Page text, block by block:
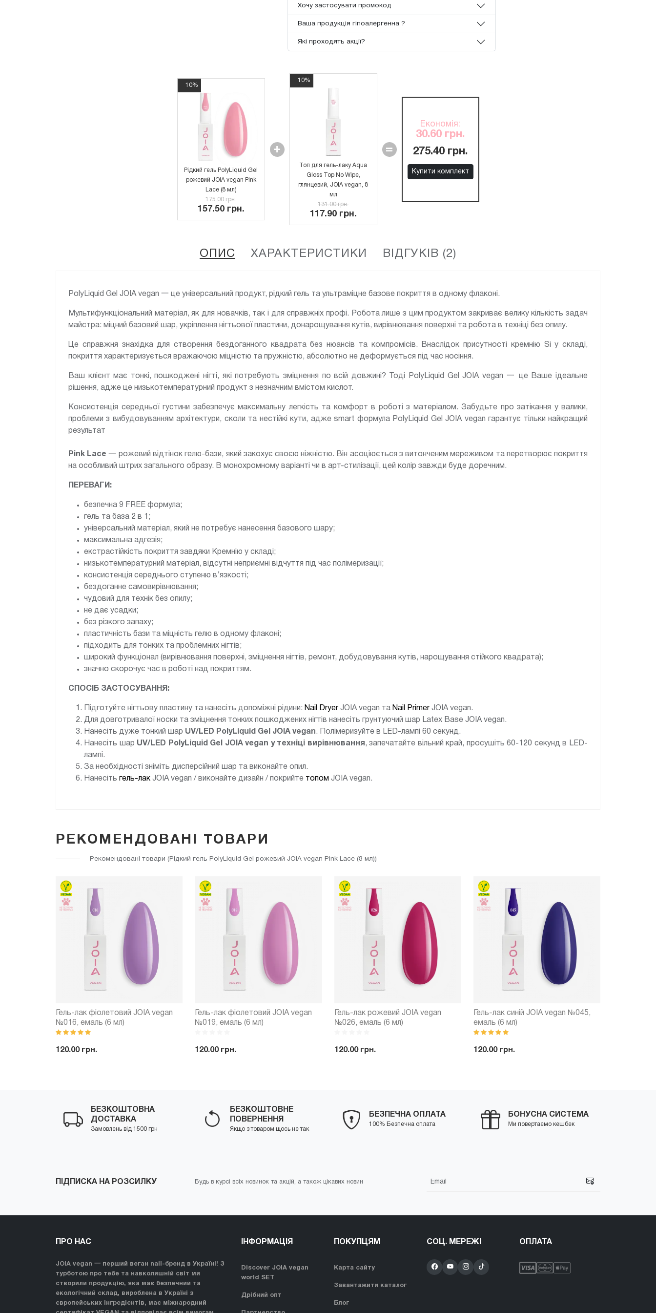
Хочу застосувати промокод
Ваша продукція гіпоалергенна ?
Які проходять акції?
10%
Рідкий гель PolyLiquid Gel
рожевий JOIA vegan Pink
Lace (8 мл)
175.00 грн.
157.50 грн.
+
10%
Топ для гель-лаку Aqua
Gloss Top No Wipe,
глянцевий, JOIA vegan, 8
мл
131.00 грн.
117.90 грн.
=
Економія:
30.60 грн.
275.40 грн.
Купити комплект
ОПИС ХАРАКТЕРИСТИКИ ВІДГУКІВ (2)
PolyLiquid Gel JOIA vegan 一 це універсальний продукт, рідкий гель та ультраміцне базове покриття в одному флаконі.
Мультифункціональний матеріал, як для новачків, так і для справжніх профі. Робота лише з цим продуктом закриває велику кількість задач
майстра: міцний базовий шар, укріплення нігтьової пластини, донарощування кутів, вирівнювання поверхні та робота в техніці без опилу.
Це справжня знахідка для створення бездоганного квадрата без нюансів та компромісів. Внаслідок присутності кремнію Si у складі,
покриття характеризується вражаючою міцністю та пружністю, абсолютно не деформується під час носіння.
Ваш клієнт має тонкі, пошкоджені нігті, які потребують зміцнення по всій довжині? Тоді PolyLiquid Gel JOIA vegan 一 це Ваше ідеальне
рішення, адже це низькотемпературний продукт з незначним вмістом кислот.
Консистенція середньої густини забезпечує максимальну легкість та комфорт в роботі з матеріалом. Забудьте про затікання у валики,
проблеми з вибудовуванням архітектури, сколи та нестійкі кути, адже smart формула PolyLiquid Gel JOIA vegan гарантує тільки найкращий
результат
Pink Lace一 рожевий відтінок гелю-бази, який закохує своєю ніжністю. Він асоціюється з витонченим мереживом та перетворює покриття
на особливий штрих загального образу. В монохромному варіанті чи в арт-стилізації, цей колір завжди буде доречним.
ПЕРЕВАГИ:
безпечна 9 FREE формула;
гель та база 2 в 1;
універсальний матеріал, який не потребує нанесення базового шару;
максимальна адгезія;
екстрастійкість покриття завдяки Кремнію у складі;
низькотемпературний матеріал, відсутні неприємні відчуття під час полімеризації;
консистенція середнього ступеню в’язкості;
бездоганне самовирівнювання;
чудовий для технік без опилу;
не дає усадки;
без різкого запаху;
пластичність бази та міцність гелю в одному флаконі;
підходить для тонких та проблемних нігтів;
широкий функціонал (вирівнювання поверхні, зміцнення нігтів, ремонт, добудовування кутів, нарощування стійкого квадрата);
значно скорочує час в роботі над покриттям.
СПОСІБ ЗАСТОСУВАННЯ:
Підготуйте нігтьову пластину та нанесіть допоміжні рідини: Nail Dryer JOIA vegan та Nail Primer JOIA vegan.
Для довготривалої носки та зміцнення тонких пошкоджених нігтів нанесіть грунтуючий шар Latex Base JOIA vegan.
Нанесіть дуже тонкий шар UV/LED PolyLiquid Gel JOIA vegan. Полімеризуйте в LED-лампі 60 секунд.
Нанесіть шар UV/LED PolyLiquid Gel JOIA vegan у техніці вирівнювання , запечатайте вільний край, просушіть 60-120 секунд в LED-
лампі.
За необхідності зніміть дисперсійний шар та виконайте опил.
Нанесіть гель-лак JOIA vegan / виконайте дизайн / покрийте топом JOIA vegan.
РЕКОМЕНДОВАНІ ТОВАРИ
Рекомендовані товари (Рідкий гель PolyLiquid Gel рожевий JOIA vegan Pink Lace (8 мл))
Гель-лак фіолетовий JOIA vegan
№016, емаль (6 мл)
120.00 грн.
Гель-лак фіолетовий JOIA vegan
№019, емаль (6 мл)
120.00 грн.
Гель-лак рожевий JOIA vegan
№026, емаль (6 мл)
120.00 грн.
Гель-лак синій JOIA vegan №045,
емаль (6 мл)
120.00 грн.
БЕЗКОШТОВНА
ДОСТАВКА
Замовлень від 1500 грн
БЕЗКОШТОВНЕ
ПОВЕРНЕННЯ
Якщо з товаром щось не так
БЕЗПЕЧНА ОПЛАТА
100% Безпечна оплата
БОНУСНА СИСТЕМА
Ми повертаємо кешбек
ПІДПИСКА НА РОЗСИЛКУ Будь в курсі всіх новинок та акцій, а також цікавих новин
ПРО НАС
JOIA vegan 一 перший веган nail-бренд в Україні! З
турботою про тебе та навколишній світ ми
створили продукцію, яка має безпечний та
екологічний склад, вироблена в Україні з
європейських інгредієнтів, має міжнародний
ІНФОРМАЦІЯ
Discover JOIA vegan
world SET
Дрібний опт
ПОКУПЦЯМ
Карта сайту
Завантажити каталог
Блог
СОЦ. МЕРЕЖІ ОПЛАТА